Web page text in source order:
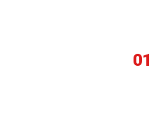
01